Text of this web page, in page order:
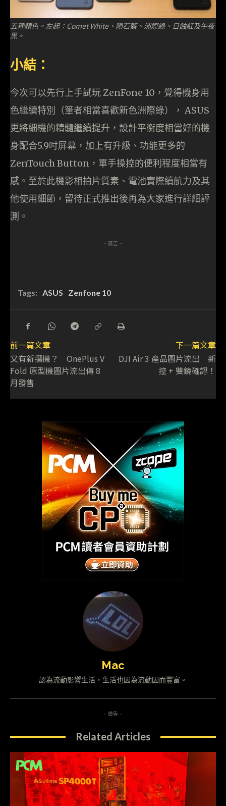
五種顏色。左起：Comet White、隕石藍、洲際綠、日蝕紅及午夜
黑。
小結：
今次可以先行上手試玩 ZenFone 10，覺得機身用
色繼續特別（筆者相當喜歡新色洲際綠）， ASUS
更將細機的精髓繼續提升，設計平衡度相當好的機
身配合5.9吋屏幕，加上有升級、功能更多的
ZenTouch Button，單手操控的便利程度相當有
感。至於此機影相拍片質素、電池實際續航力及其
他使用細節，留待正式推出後再為大家進行詳細評
測。
- 廣告 -
Tags: ASUS Zenfone 10
前一篇文章
又有新摺機？ OnePlus V
Fold 原型機圖片流出傳 8
月發售
下一篇文章
DJI Air 3 產品圖片流出 新
控 + 雙鏡確認！
Mac
認為流動影響生活，生活也因為流動因而豐富。
- 廣告 -
Related Articles